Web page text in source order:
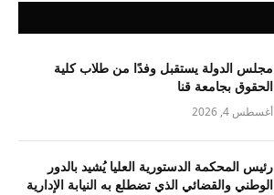
مجلس الدولة يستقبل وفدًا من طلاب كلية
الحقوق بجامعة قنا
أغسطس 4, 2026
رئيس المحكمة الدستورية العليا يُشيد بالدور
الوطني والقضائي الذي تضطلع به النيابة الإدارية